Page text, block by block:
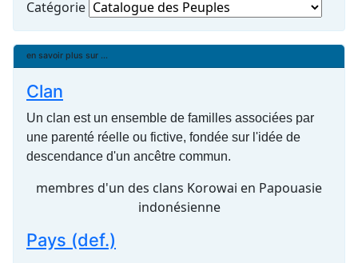
Catégorie
en savoir plus sur ...
Clan
Un clan est un ensemble de familles associées par
une parenté réelle ou fictive, fondée sur l'idée de
descendance d'un ancêtre commun.
membres d'un des clans Korowai en Papouasie
indonésienne
Pays (def.)